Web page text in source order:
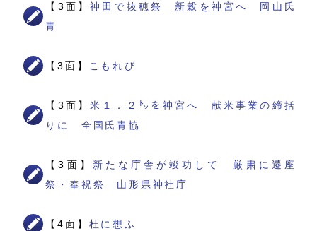
【3面】神田で抜穂祭 新穀を神宮へ 岡山氏
青
【3面】 こもれび
【3面】米１．２㌧を神宮へ 献米事業の締括
りに 全国氏青協
【3面】 新たな庁舎が竣功して 厳粛に遷座
祭・奉祝祭 山形県神社庁
【4面】 杜に想ふ